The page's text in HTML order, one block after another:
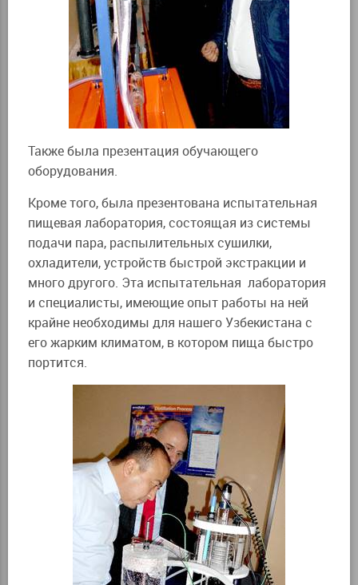
Также была презентация обучающего
оборудования.
Кроме того, была презентована испытательная
пищевая лаборатория, состоящая из системы
подачи пара, распылительных сушилки,
охладители, устройств быстрой экстракции и
много другого. Эта испытательная лаборатория
и специалисты, имеющие опыт работы на ней
крайне необходимы для нашего Узбекистана с
его жарким климатом, в котором пища быстро
портится.